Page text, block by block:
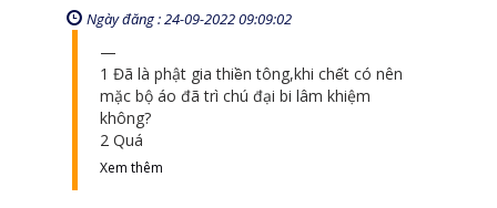
Ngày đăng : 24-09-2022 09:09:02
1 Đã là phật gia thiền tông,khi chết có nên
mặc bộ áo đã trì chú đại bi lâm khiệm
không?
2 Quá
Xem thêm